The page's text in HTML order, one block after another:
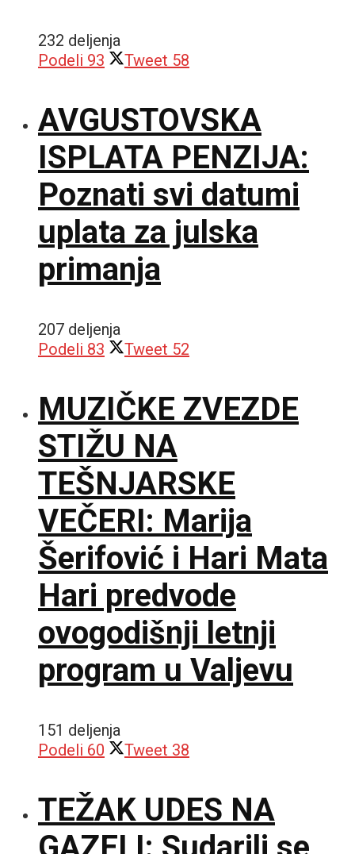
232 deljenja
Podeli 93 Tweet 58
AVGUSTOVSKA
ISPLATA PENZIJA:
Poznati svi datumi
uplata za julska
primanja
207 deljenja
Podeli 83 Tweet 52
MUZIČKE ZVEZDE
STIŽU NA
TEŠNJARSKE
VEČERI: Marija
Šerifović i Hari Mata
Hari predvode
ovogodišnji letnji
program u Valjevu
151 deljenja
Podeli 60 Tweet 38
TEŽAK UDES NA